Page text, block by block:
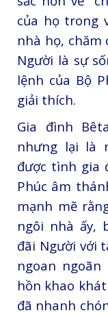
của họ trong
nhà họ, chăm
Người là sự
lệnh của Bộ
giải thích.
Gia đình
nhưng lại là
được tình gia
Phúc âm
mạnh mẽ
ngôi nhà ấy,
đãi Người với
ngoan
hồn khao
đã nhanh